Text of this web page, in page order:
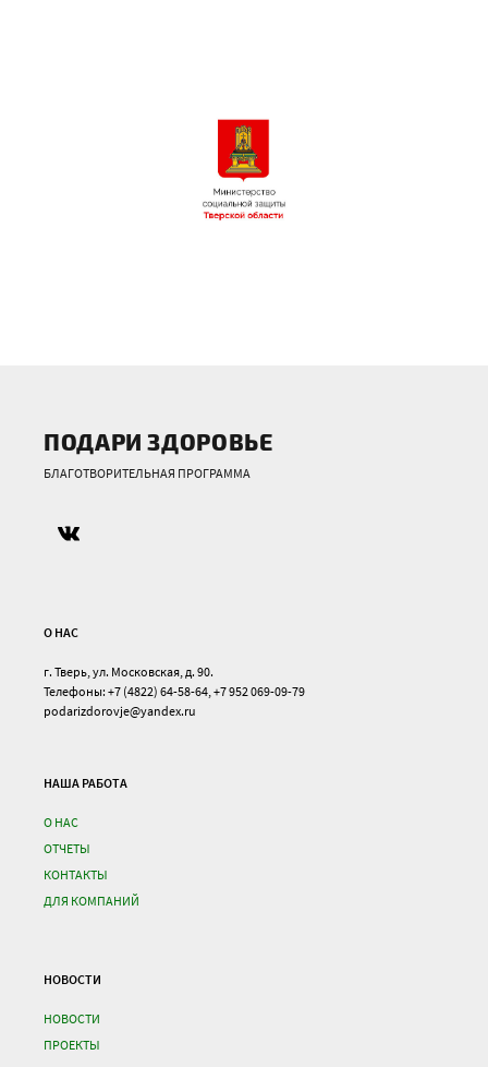
ПОДАРИ ЗДОРОВЬЕ
БЛАГОТВОРИТЕЛЬНАЯ ПРОГРАММА
О НАС
г. Тверь, ул. Московская, д. 90.
Телефоны: +7 (4822) 64-58-64, +7 952 069-09-79
podarizdorovje@yandex.ru
НАША РАБОТА
О НАС
ОТЧЕТЫ
КОНТАКТЫ
ДЛЯ КОМПАНИЙ
НОВОСТИ
НОВОСТИ
ПРОЕКТЫ